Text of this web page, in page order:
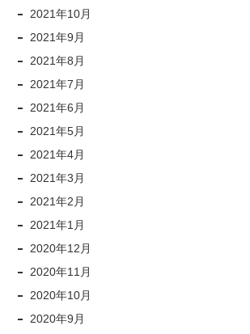
2021年10月
2021年9月
2021年8月
2021年7月
2021年6月
2021年5月
2021年4月
2021年3月
2021年2月
2021年1月
2020年12月
2020年11月
2020年10月
2020年9月